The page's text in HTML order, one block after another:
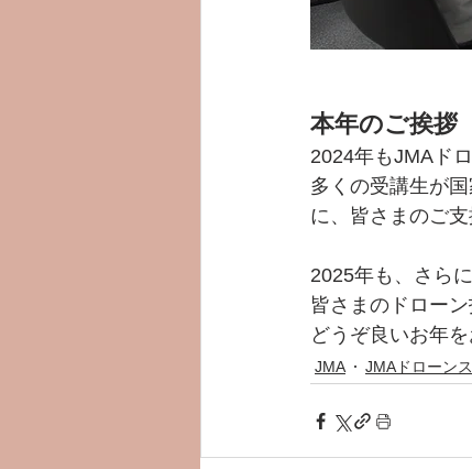
本年のご挨拶
2024年もJMAド
多くの受講生が
に、皆さまのご支
2025年も、さら
皆さまのドロー
どうぞ良いお年を
JMA JMAドローン